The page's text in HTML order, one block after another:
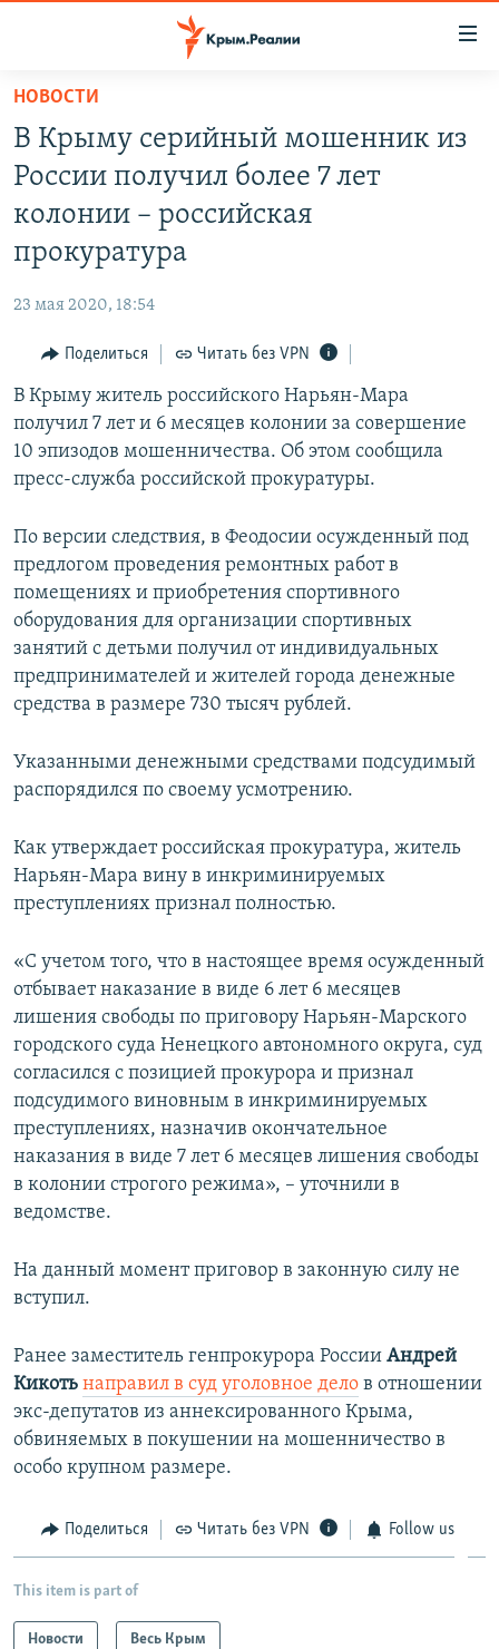
Вернуться
основному
содержанию
главной
Вернутся
поиску
СПЕЦПРОЕКТЫ
ИНФОГРАФИКА
ТЕЛЕПРОЕКТ КРЫМ.РЕАЛИИ
СОВЕТЫ ПРАВОЗАЩИТНИКОВ
ПРОПАВШИЕ БЕЗ ВЕСТИ
КРЫМ.НЕПОКОРЕННЫЙ
ELIFBE
УКРАИНСКАЯ ПРОБЛЕМА КРЫМА
РАДІО СВОБОДА
КАК ОБОЙТИ БЛОКИРОВКУ
Українською
Qırımtatar
Все сайты RFE/RL
НОВОСТИ
В Крыму серийный мошенник из
России получил более 7 лет
колонии – российская
прокуратура
23 мая 2020, 18:54
Поделиться Читать без VPN
В Крыму житель российского Нарьян-Мара
получил 7 лет и 6 месяцев колонии за совершение
10 эпизодов мошенничества. Об этом сообщила
пресс-служба российской прокуратуры.
По версии следствия, в Феодосии осужденный под
предлогом проведения ремонтных работ в
помещениях и приобретения спортивного
оборудования для организации спортивных
занятий с детьми получил от индивидуальных
предпринимателей и жителей города денежные
средства в размере 730 тысяч рублей.
Указанными денежными средствами подсудимый
распорядился по своему усмотрению.
Как утверждает российская прокуратура, житель
Нарьян-Мара вину в инкриминируемых
преступлениях признал полностью.
«С учетом того, что в настоящее время осужденный
отбывает наказание в виде 6 лет 6 месяцев
лишения свободы по приговору Нарьян-Марского
городского суда Ненецкого автономного округа, cуд
согласился с позицией прокурора и признал
подсудимого виновным в инкриминируемых
преступлениях, назначив окончательное
наказания в виде 7 лет 6 месяцев лишения свободы
в колонии строгого режима», – уточнили в
ведомстве.
На данный момент приговор в законную силу не
вступил.
Ранее заместитель генпрокурора России Андрей
Кикоть направил в суд уголовное дело в отношении
экс-депутатов из аннексированного Крыма,
обвиняемых в покушении на мошенничество в
особо крупном размере.
Поделиться Читать без VPN Follow us
This item is part of
Новости Весь Крым